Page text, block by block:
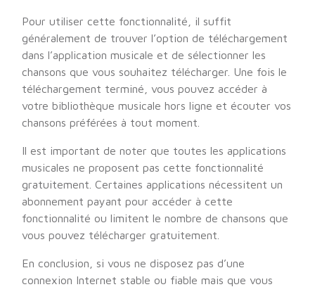
Pour utiliser cette fonctionnalité, il suffit
généralement de trouver l’option de téléchargement
dans l’application musicale et de sélectionner les
chansons que vous souhaitez télécharger. Une fois le
téléchargement terminé, vous pouvez accéder à
votre bibliothèque musicale hors ligne et écouter vos
chansons préférées à tout moment.
Il est important de noter que toutes les applications
musicales ne proposent pas cette fonctionnalité
gratuitement. Certaines applications nécessitent un
abonnement payant pour accéder à cette
fonctionnalité ou limitent le nombre de chansons que
vous pouvez télécharger gratuitement.
En conclusion, si vous ne disposez pas d’une
connexion Internet stable ou fiable mais que vous